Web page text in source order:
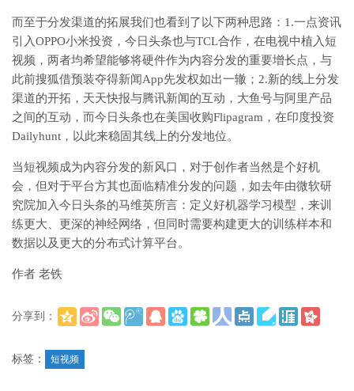
而至于分发渠道的拓展我们也看到了以下两种思路：1.一点资讯
引入OPPO小米投资，今日头条也与TCL合作，在电视中植入短
视频，两者均希望能够将硬件作为内容分发的重要增长点，与
此前搜狐借预装夺得新闻App先发权如出一辙；2.新的线上分发
渠道的开拓，天天快报与腾讯新闻的互动，大鱼号与阿里产品
之间的互动，而今日头条也在美国收购Flipagram，在印度投资
Dailyhunt，以此来稳固其线上的分发地位。
当短视频成为内容分发的新风口，对于创作者当然是个好机
会，但对于平台方其也面临精准分发的问题，如去年由微软研
究院加入今日头条的马维英所言：定义好机器学习模型，来训
练更大、更深的神经网络，但同时需要构建更大的训练样本和
数据以及更大的分布式计算平台。
作者 老铁
分享到：
标签：
短视频